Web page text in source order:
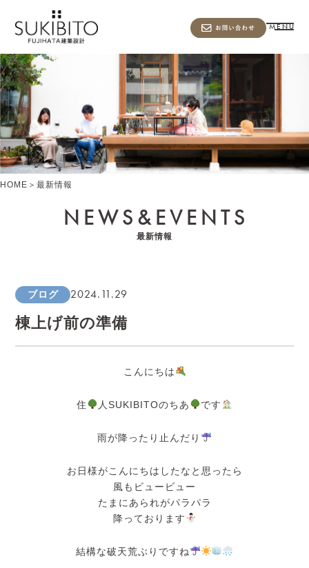
MENU
NEWS&EVENTS
最新情報
HOME ＞ 最新情報
ブログ 2024.11.29
棟上げ前の準備
こんにちは
住 人SUKIBITOのちあ です
雨が降ったり止んだり
お日様がこんにちはしたなと思ったら
風もビュービュー
たまにあられがパラパラ
降っております
結構な破天荒ぶりですね